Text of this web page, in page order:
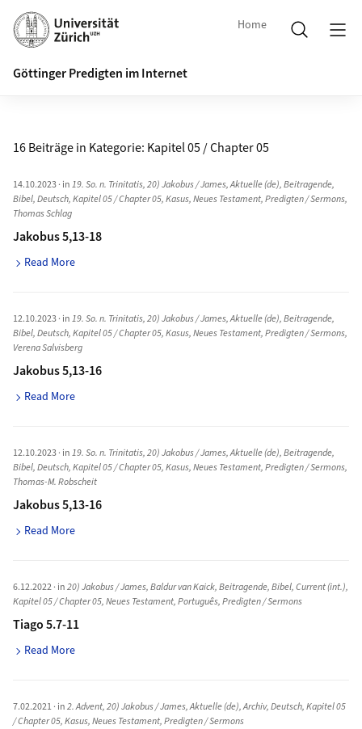
Home
Göttinger Predigten im Internet
16 Beiträge in Kategorie: Kapitel 05 / Chapter 05
14.10.2023· in19. So. n. Trinitatis,20) Jakobus / James,Aktuelle (de),Beitragende,
Bibel,Deutsch,Kapitel 05 / Chapter 05,Kasus,Neues Testament,Predigten / Sermons,
Thomas Schlag
Jakobus 5,13-18
Read More
12.10.2023· in19. So. n. Trinitatis,20) Jakobus / James,Aktuelle (de),Beitragende,
Bibel,Deutsch,Kapitel 05 / Chapter 05,Kasus,Neues Testament,Predigten / Sermons,
Verena Salvisberg
Jakobus 5,13-16
Read More
12.10.2023· in19. So. n. Trinitatis,20) Jakobus / James,Aktuelle (de),Beitragende,
Bibel,Deutsch,Kapitel 05 / Chapter 05,Kasus,Neues Testament,Predigten / Sermons,
Thomas-M. Robscheit
Jakobus 5,13-16
Read More
6.12.2022· in20) Jakobus / James,Baldur van Kaick,Beitragende,Bibel,Current (int.),
Kapitel 05 / Chapter 05,Neues Testament,Português,Predigten / Sermons
Tiago 5.7-11
Read More
7.02.2021· in2. Advent,20) Jakobus / James,Aktuelle (de),Archiv,Deutsch,Kapitel 05
/ Chapter 05,Kasus,Neues Testament,Predigten / Sermons